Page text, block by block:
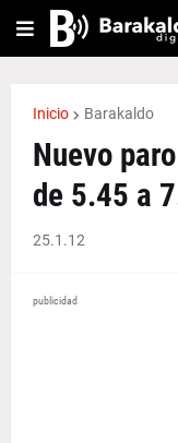
Inicio Barakaldo
Nuevo
de 5.45 a
25.1.12
publicidad